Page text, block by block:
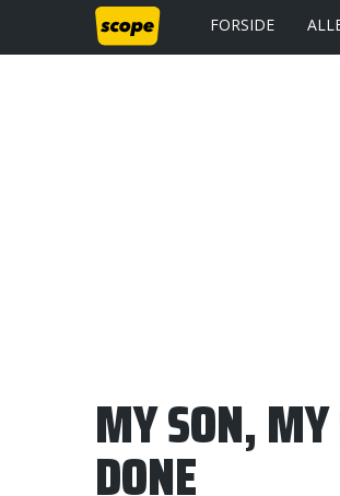
FORSIDE
MY SON,
DONE